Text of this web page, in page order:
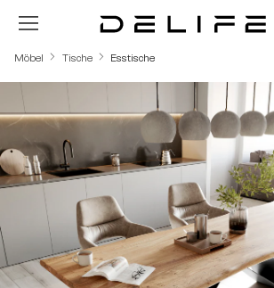
Zum Hauptinhalt springen
Möbel Tische Esstische
Bildergalerie überspringen